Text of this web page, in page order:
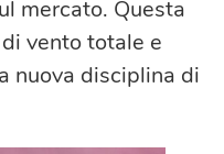
mercato. Questa
vento totale e
nuova disciplina di